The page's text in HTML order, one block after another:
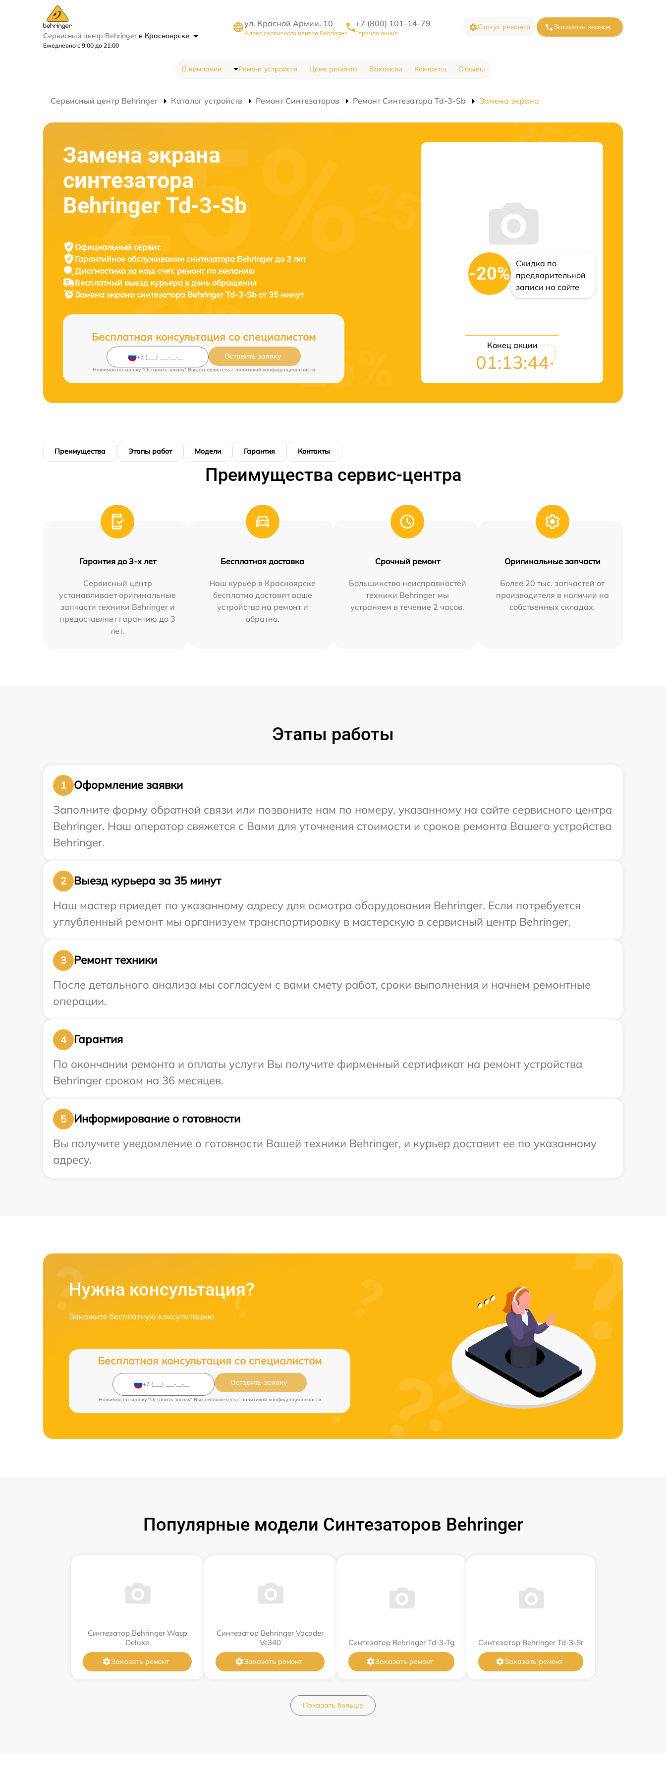
Сервисный центр Behringer в Красноярске
Ежедневно с 9:00 до 21:00
ул. Красной Армии, 10
Адрес сервисного центра Behringer
+7 (800) 101-14-79
Горячая линия
Статус ремонта Заказать звонок
О компании Ремонт устройств Цена ремонта Вакансии Контакты Отзывы
Сервисный центр Behringer Каталог устройств Ремонт Синтезаторов Ремонт Синтезатора Td-3-Sb Замена экрана
Замена экрана
синтезатора
Behringer Td-3-Sb
Официальный сервис
Гарантийное обслуживание синтезатора Behringer до 3 лет
Диагностика за наш счет, ремонт по желанию
Бесплатный выезд курьера в день обращения
Замена экрана синтезатора Behringer Td-3-Sb от 35 минут
Бесплатная консультация со специалистом
Оставить заявку
Нажимая на кнопку "Оставить заявку" Вы соглашаетесь c политикой конфиденциальности
-20%
Скидка по
предварительной
записи на сайте
Конец акции
01:13:43
Преимущества Этапы работ Модели Гарантия Контакты
Преимущества сервис-центра
Гарантия до 3-х лет
Сервисный центр
устанавливает оригинальные
запчасти техники Behringer и
предоставляет гарантию до 3
лет.
Бесплатная доставка
Наш курьер в Красноярске
бесплатно доставит ваше
устройство на ремонт и
обратно.
Срочный ремонт
Большинство неисправностей
техники Behringer мы
устраняем в течение 2 часов.
Оригинальные запчасти
Более 20 тыс. запчастей от
производителя в наличии на
собственных складах.
Этапы работы
1
Оформление заявки
Заполните форму обратной связи или позвоните нам по номеру, указанному на сайте сервисного центра
Behringer. Наш оператор свяжется с Вами для уточнения стоимости и сроков ремонта Вашего устройства
Behringer.
2
Выезд курьера за 35 минут
Наш мастер приедет по указанному адресу для осмотра оборудования Behringer. Если потребуется
углубленный ремонт мы организуем транспортировку в мастерскую в сервисный центр Behringer.
3
Ремонт техники
После детального анализа мы согласуем с вами смету работ, сроки выполнения и начнем ремонтные
операции.
4
Гарантия
По окончании ремонта и оплаты услуги Вы получите фирменный сертификат на ремонт устройства
Behringer сроком на 36 месяцев.
5
Информирование о готовности
Вы получите уведомление о готовности Вашей техники Behringer, и курьер доставит ее по указанному
адресу.
Нужна консультация?
Закажите бесплатную консультацию
Бесплатная консультация со специалистом
Оставить заявку
Нажимая на кнопку "Оставить заявку" Вы соглашаетесь c политикой конфиденциальности
Популярные модели Синтезаторов Behringer
Синтезатор Behringer Wasp
Deluxe
Заказать ремонт
Синтезатор Behringer Vocoder
Vc340
Заказать ремонт
Синтезатор Behringer Td-3-Tg
Заказать ремонт
Синтезатор Behringer Td-3-Sr
Заказать ремонт
Показать больше